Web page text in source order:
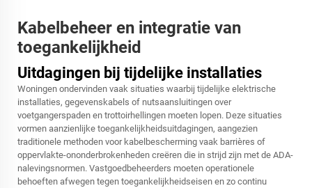
Kabelbeheer en integratie van
toegankelijkheid
Uitdagingen bij tijdelijke installaties
Woningen ondervinden vaak situaties waarbij tijdelijke elektrische
installaties, gegevenskabels of nutsaansluitingen over
voetgangerspaden en trottoirhellingen moeten lopen. Deze situaties
vormen aanzienlijke toegankelijkheidsuitdagingen, aangezien
traditionele methoden voor kabelbescherming vaak barrières of
oppervlakte-ononderbrokenheden creëren die in strijd zijn met de ADA-
nalevingsnormen. Vastgoedbeheerders moeten operationele
behoeften afwegen tegen toegankelijkheidseisen en zo continu